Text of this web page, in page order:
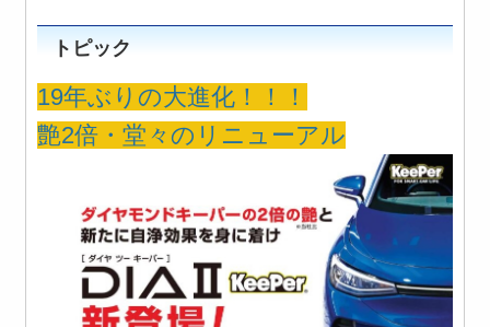
トピック
19年ぶりの大進化！！！
艶2倍・堂々のリニューアル